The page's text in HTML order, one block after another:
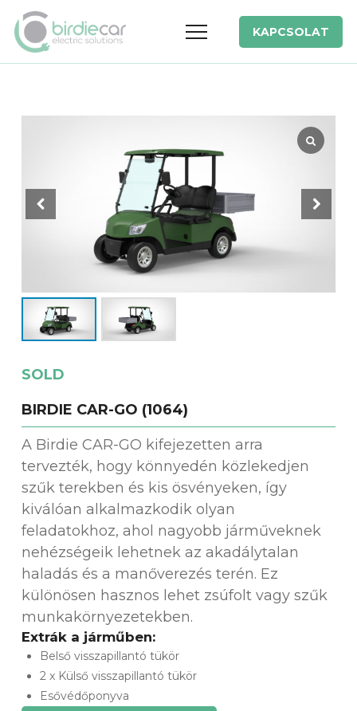
KAPCSOLAT
SOLD
BIRDIE CAR-GO (1064)
A Birdie CAR-GO kifejezetten arra
tervezték, hogy könnyedén közlekedjen
szűk terekben és kis ösvényeken, így
kiválóan alkalmazkodik olyan
feladatokhoz, ahol nagyobb járműveknek
nehézségeik lehetnek az akadálytalan
haladás és a manőverezés terén. Ez
különösen hasznos lehet zsúfolt vagy szűk
munkakörnyezetekben.
Extrák a járműben:
Belső visszapillantó tükör
2 x Külső visszapillantó tükör
Esővédőponyva